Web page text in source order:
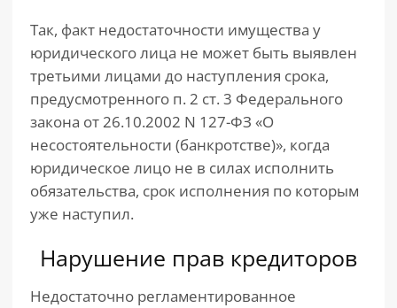
Так, факт недостаточности имущества у
юридического лица не может быть выявлен
третьими лицами до наступления срока,
предусмотренного п. 2 ст. 3 Федерального
закона от 26.10.2002 N 127-ФЗ «О
несостоятельности (банкротстве)», когда
юридическое лицо не в силах исполнить
обязательства, срок исполнения по которым
уже наступил.
Нарушение прав кредиторов
Недостаточно регламентированное